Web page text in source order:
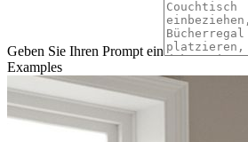
Geben Sie Ihren Prompt ein
Examples